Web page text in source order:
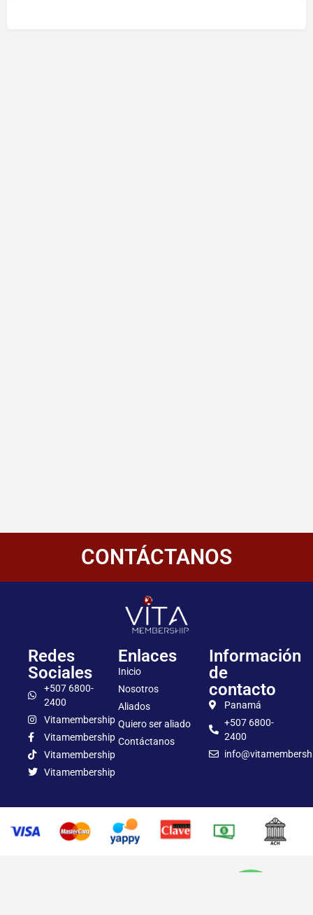
CONTÁCTANOS
Redes
Sociales
+507 6800-
2400
Vitamembership
Vitamembership
Vitamembership
Vitamembership
Enlaces
Inicio
Nosotros
Aliados
Quiero ser aliado
Contáctanos
Información
de
contacto
Panamá
+507 6800-
2400